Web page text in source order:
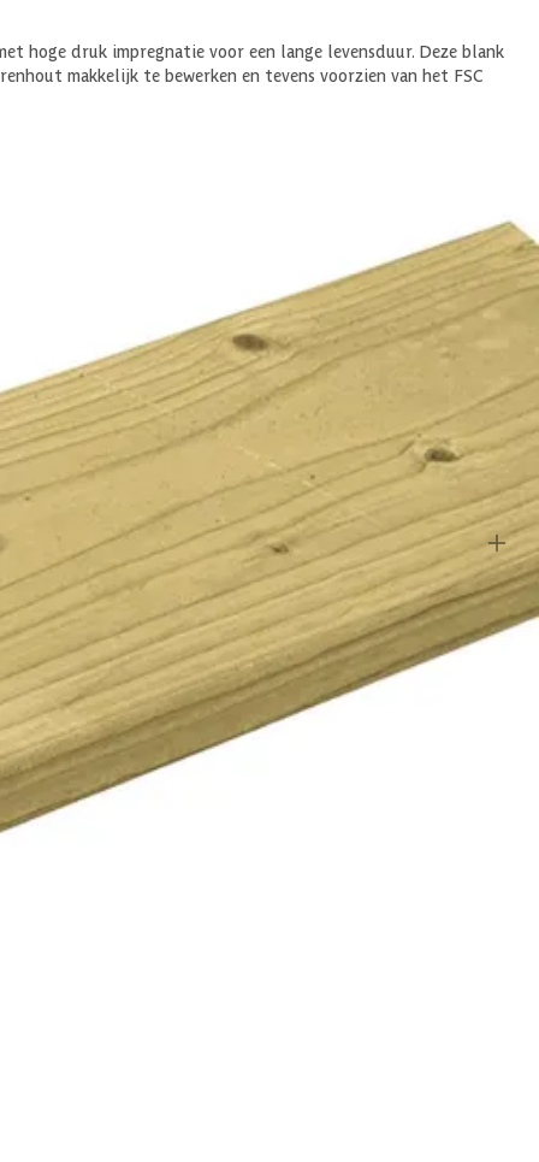
hoge druk impregnatie voor een lange levensduur. Deze blank
makkelijk te bewerken en tevens voorzien van het FSC
en behandel gezaagde delen met een sealer. Voor buitengebruik
het zorgt ervoor dat het hout minder snel vergrijst.